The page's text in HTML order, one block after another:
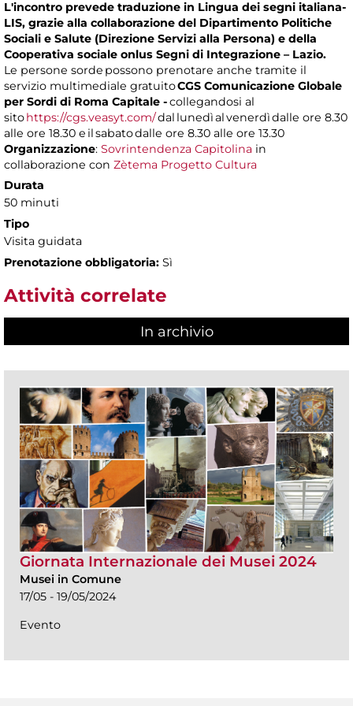
L'incontro prevede traduzione in Lingua dei segni italiana-
LIS, grazie alla collaborazione del Dipartimento Politiche
Sociali e Salute (Direzione Servizi alla Persona) e della
Cooperativa sociale onlus Segni di Integrazione – Lazio.
Le persone sorde possono prenotare anche tramite il
servizio multimediale gratuitoCGS Comunicazione Globale
per Sordi di Roma Capitale -collegandosi al
sitohttps://cgs.veasyt.com/dal lunedì al venerdì dalle ore 8.30
alle ore 18.30 e il sabato dalle ore 8.30 alle ore 13.30
Organizzazione: Sovrintendenza Capitolina in
collaborazione con Zètema Progetto Cultura
Durata
50 minuti
Tipo
Visita guidata
Prenotazione obbligatoria: Sì
Attività correlate
In archivio
Giornata Internazionale dei Musei 2024
Musei in Comune
17/05 - 19/05/2024
Evento